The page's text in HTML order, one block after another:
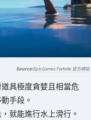
EpicGames Fortnite 官方網站
具極度貪婪且相當危
手段。
就能進行水上滑行。